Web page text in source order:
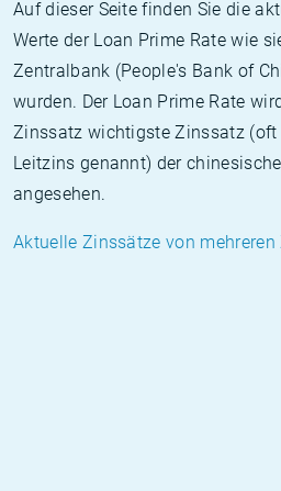
Auf dieser Seite finden Sie die
Werte der Loan Prime Rate wie
Zentralbank (People's Bank of
wurden. Der Loan Prime Rate
Zinssatz wichtigste Zinssatz
Leitzins genannt) der
angesehen.
Aktuelle Zinssätze von